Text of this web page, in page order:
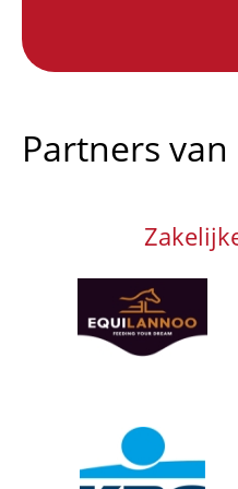
Partners van
Afbeelding
Afbeelding